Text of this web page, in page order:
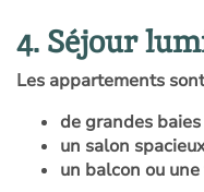
4. Séjour
Les appartements
de grandes
un salon
un balcon ou